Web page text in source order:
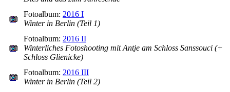
Fotoalbum: 2016 I
Winter in Berlin (Teil 1)
Fotoalbum: 2016 II
Winterliches Fotoshooting mit Antje am Schloss Sanssouci (+
Schloss Glienicke)
Fotoalbum: 2016 III
Winter in Berlin (Teil 2)